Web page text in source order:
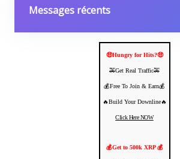
Messages récents
🤑Hungry for Hits?🤑
🚕Get Real Traffic🚕
💰Free To Join & Earn💰
🔥Build Your Downline🔥
Click Here NOW
💰Get to 500k XRP 💰